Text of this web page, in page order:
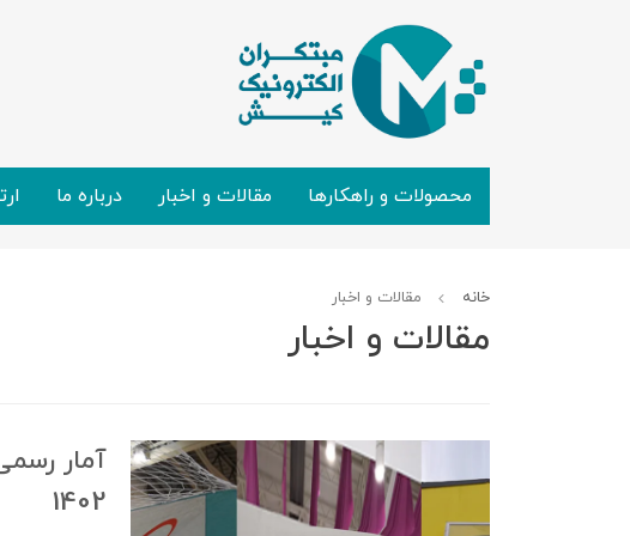
محصولات و راهکارها مقالات و اخبار درباره ما
خانه مقالات و اخبار
مقالات و اخبار
آمار
1402